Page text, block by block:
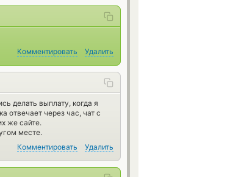
Комментировать Удалить
делать выплату, когда я
отвечает через час, чат с
же сайте.
месте.
Комментировать Удалить